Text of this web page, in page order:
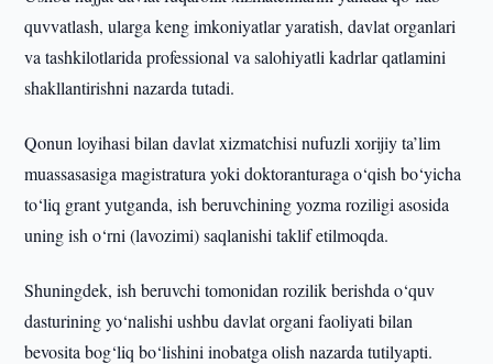
quvvatlash, ularga keng imkoniyatlar yaratish, davlat organlari
va tashkilotlarida professional va salohiyatli kadrlar qatlamini
shakllantirishni nazarda tutadi.
Qonun loyihasi bilan davlat xizmatchisi nufuzli xorijiy ta’lim
muassasasiga magistratura yoki doktoranturaga o‘qish bo‘yicha
to‘liq grant yutganda, ish beruvchining yozma roziligi asosida
uning ish o‘rni (lavozimi) saqlanishi taklif etilmoqda.
Shuningdek, ish beruvchi tomonidan rozilik berishda o‘quv
dasturining yo‘nalishi ushbu davlat organi faoliyati bilan
bevosita bog‘liq bo‘lishini inobatga olish nazarda tutilyapti.